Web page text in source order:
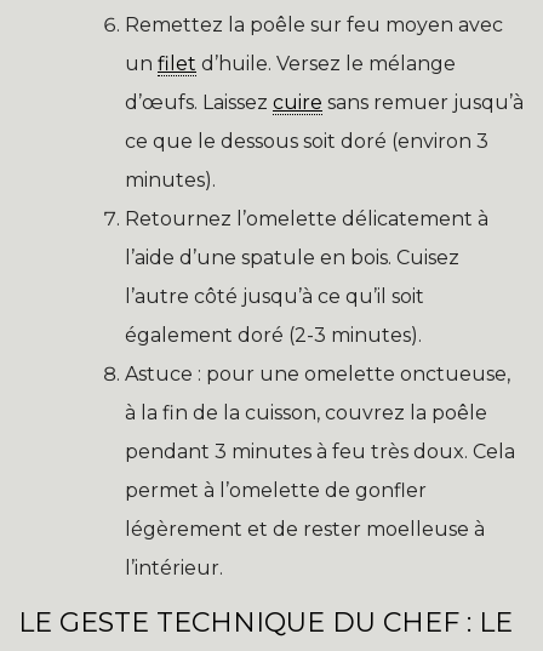
Remettez la poêle sur feu moyen avec
un filet d’huile. Versez le mélange
d’œufs. Laissez cuire sans remuer jusqu’à
ce que le dessous soit doré (environ 3
minutes).
Retournez l’omelette délicatement à
l’aide d’une spatule en bois. Cuisez
l’autre côté jusqu’à ce qu’il soit
également doré (2-3 minutes).
Astuce : pour une omelette onctueuse,
à la fin de la cuisson, couvrez la poêle
pendant 3 minutes à feu très doux. Cela
permet à l’omelette de gonfler
légèrement et de rester moelleuse à
l’intérieur.
LE GESTE TECHNIQUE DU CHEF : LE